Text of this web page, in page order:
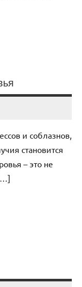
и соблазнов,
становится
– это не